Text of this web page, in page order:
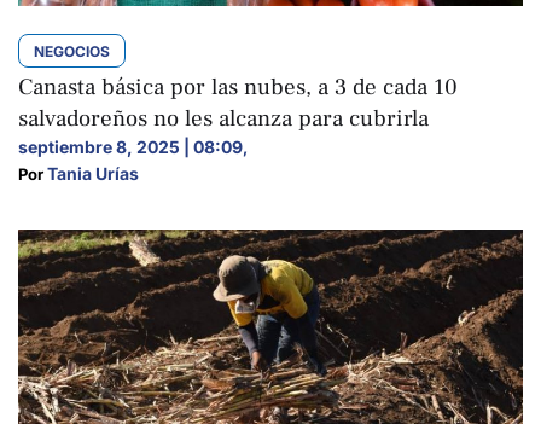
NEGOCIOS
Canasta básica por las nubes, a 3 de cada 10
salvadoreños no les alcanza para cubrirla
septiembre 8, 2025 | 08:09,
Por Tania Urías